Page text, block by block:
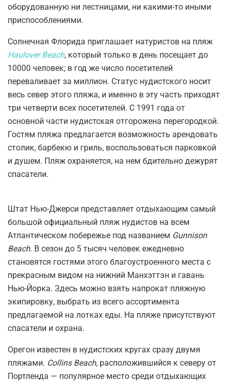
оборудованную ни лестницами, ни какими-то иными
приспособлениями.
Солнечная Флорида приглашает натуристов на пляж
Haulover Beach, который только в день посещает до
10000 человек; в год же число посетителей
переваливает за миллион. Статус нудистского носит
весь север этого пляжа, и именно в эту часть приходят
три четверти всех посетителей. С 1991 года от
основной части нудистская отгорожена перегородкой.
Гостям пляжа предлагается возможность арендовать
столик, барбекю и гриль, воспользоваться парковкой
и душем. Пляж охраняется, на нем бдительно дежурят
спасатели.
Штат Нью-Джерси представляет отдыхающим самый
большой официальный пляж нудистов на всем
Атлантическом побережье под названием Gunnison
Beach. В сезон до 5 тысяч человек ежедневно
становятся гостями этого благоустроенного места с
прекрасным видом на нижний Манхэттэн и гавань
Нью-Йорка. Здесь можно взять напрокат пляжную
экипировку, выбрать из всего ассортимента
предлагаемой на лотках еды. На пляже присутствуют
спасатели и охрана.
Орегон известен в нудистских кругах сразу двумя
пляжами. Collins Beach, расположившийся к северу от
Портленда — популярное место среди отдыхающих